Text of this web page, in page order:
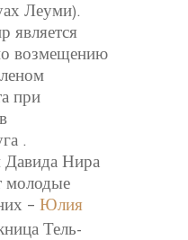
Леуми).
является
возмещению
при
.
Давида Нира
молодые
– Юлия
Тель-